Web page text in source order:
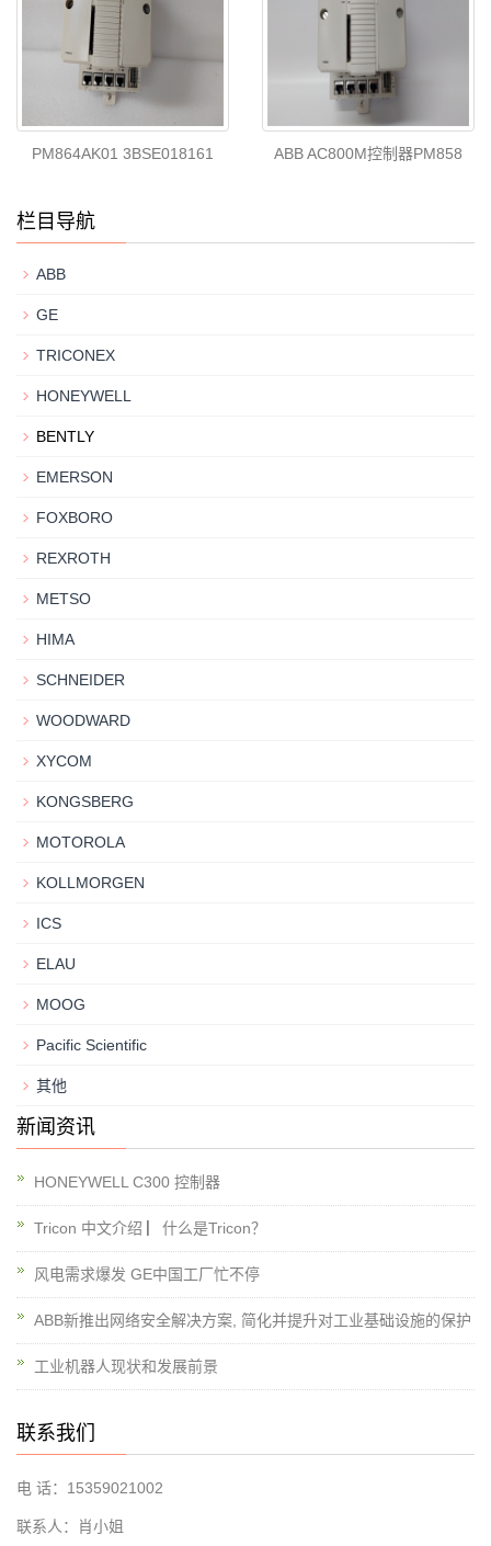
PM864AK01 3BSE018161 ABB AC800M控制器PM858
栏目导航
ABB
GE
TRICONEX
HONEYWELL
BENTLY
EMERSON
FOXBORO
REXROTH
METSO
HIMA
SCHNEIDER
WOODWARD
XYCOM
KONGSBERG
MOTOROLA
KOLLMORGEN
ICS
ELAU
MOOG
Pacific Scientific
其他
新闻资讯
HONEYWELL C300 控制器
Tricon 中文介绍 ▏什么是Tricon？
风电需求爆发 GE中国工厂忙不停
ABB新推出网络安全解决方案, 简化并提升对工业基础设施的保护
工业机器人现状和发展前景
联系我们
电 话：15359021002
联系人：肖小姐